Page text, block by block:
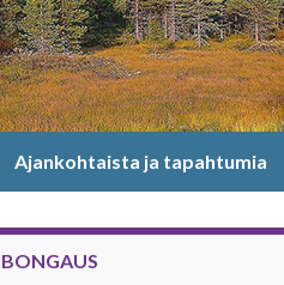
Ajankohtaista ja tapahtumia